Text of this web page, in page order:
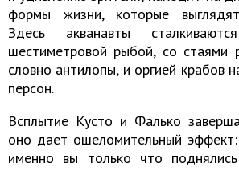
формы жизни, которые
Здесь акванавты
шестиметровой рыбой, со стаями
словно антилопы, и оргией крабов
персон.
Всплытие Кусто и Фалько
оно дает ошеломительный
именно вы только что